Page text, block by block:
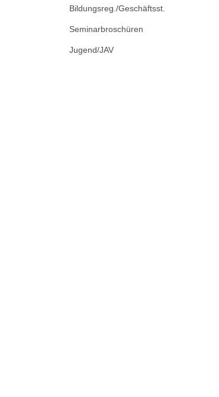
Bildungsreg./Geschäftsst.
Seminarbroschüren
Jugend/JAV